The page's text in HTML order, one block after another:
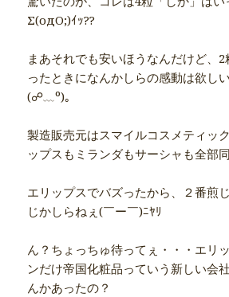
Σ(oдΟ;)ｲｯ??
まあそれでも安いほうなんだけど、
ったときになんかしらの感動は欲し
(☍﹏⁰)｡
製造販売元はスマイルコスメティッ
ップスもミランダもサーシャも全部
エリップスでバズったから、２番煎
じかしらねぇ(￣ー￣)ﾆﾔﾘ
ん？ちょっちゅ待ってぇ・・・エリ
ンだけ帝国化粧品っていう新しい会
んかあったの？